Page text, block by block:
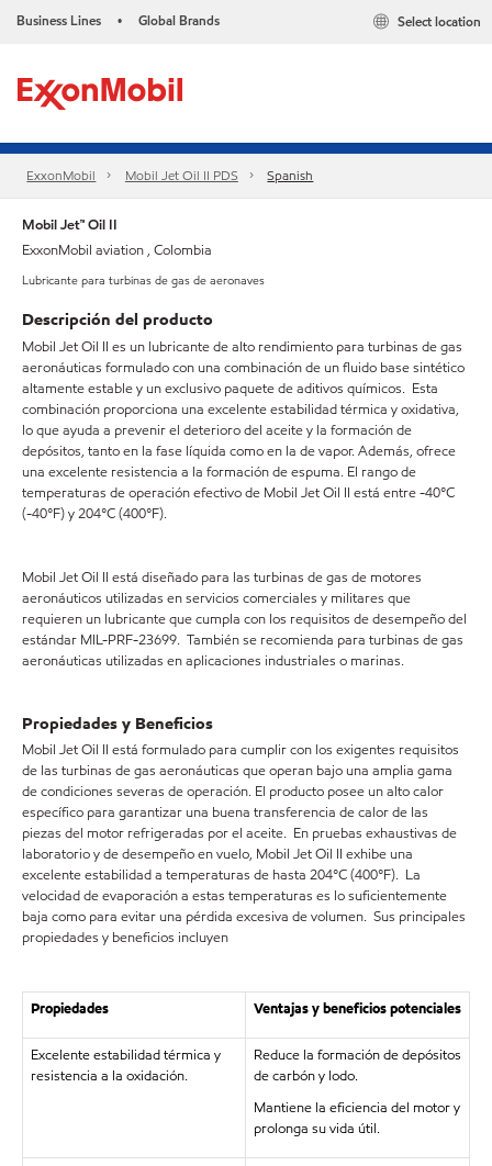
Business Lines • Global Brands Select location
ExxonMobil Mobil Jet Oil II PDS Spanish
Mobil Jet™ Oil II
ExxonMobil aviation , Colombia
Lubricante para turbinas de gas de aeronaves
Descripción del producto
Mobil Jet Oil II es un lubricante de alto rendimiento para turbinas de gas
aeronáuticas formulado con una combinación de un fluido base sintético
altamente estable y un exclusivo paquete de aditivos químicos. Esta
combinación proporciona una excelente estabilidad térmica y oxidativa,
lo que ayuda a prevenir el deterioro del aceite y la formación de
depósitos, tanto en la fase líquida como en la de vapor. Además, ofrece
una excelente resistencia a la formación de espuma. El rango de
temperaturas de operación efectivo de Mobil Jet Oil II está entre -40°C
(-40°F) y 204°C (400°F).
Mobil Jet Oil II está diseñado para las turbinas de gas de motores
aeronáuticos utilizadas en servicios comerciales y militares que
requieren un lubricante que cumpla con los requisitos de desempeño del
estándar MIL-PRF-23699. También se recomienda para turbinas de gas
aeronáuticas utilizadas en aplicaciones industriales o marinas.
Propiedades y Beneficios
Mobil Jet Oil II está formulado para cumplir con los exigentes requisitos
de las turbinas de gas aeronáuticas que operan bajo una amplia gama
de condiciones severas de operación. El producto posee un alto calor
específico para garantizar una buena transferencia de calor de las
piezas del motor refrigeradas por el aceite. En pruebas exhaustivas de
laboratorio y de desempeño en vuelo, Mobil Jet Oil II exhibe una
excelente estabilidad a temperaturas de hasta 204°C (400°F). La
velocidad de evaporación a estas temperaturas es lo suficientemente
baja como para evitar una pérdida excesiva de volumen. Sus principales
propiedades y beneficios incluyen
Propiedades Ventajas y beneficios potenciales
Excelente estabilidad térmica y
resistencia a la oxidación.
Reduce la formación de depósitos
de carbón y lodo.
Mantiene la eficiencia del motor y
prolonga su vida útil.